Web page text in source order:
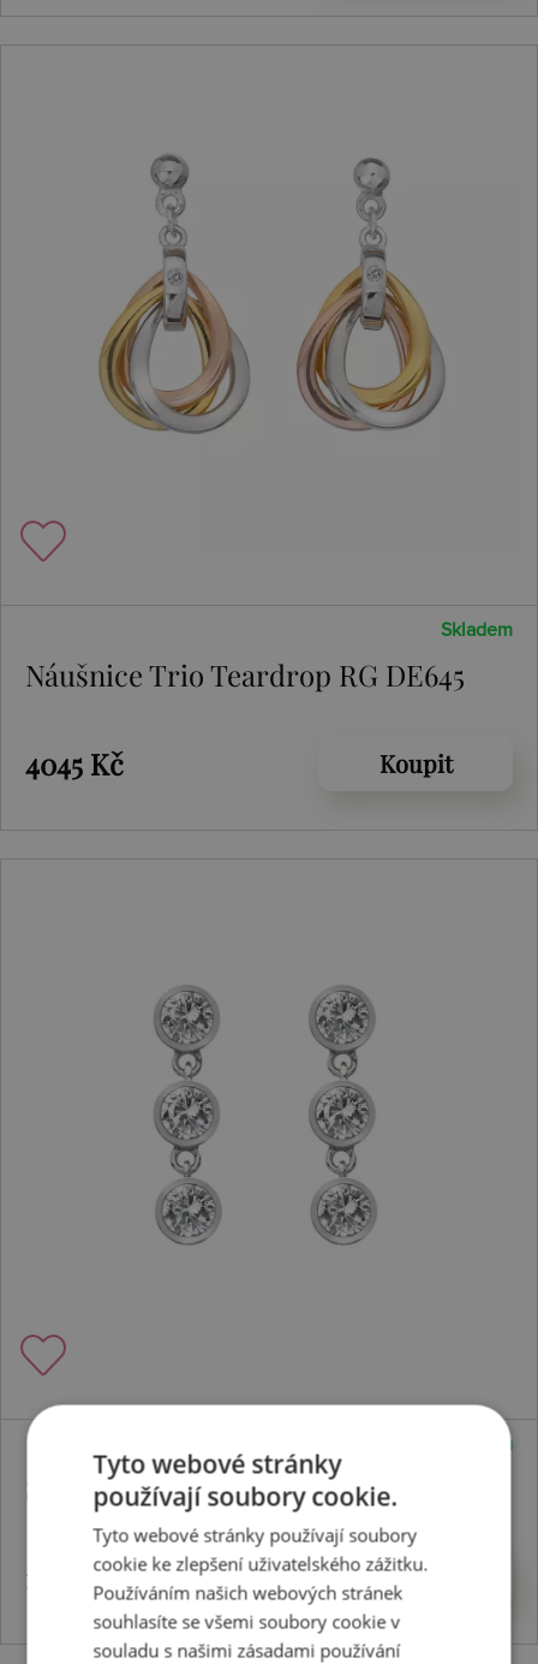
Skladem
Náušnice Trio Teardrop RG DE645
4045 Kč Koupit
Skladem
Stříbrné náušnice Willow DE585
1966 Kč Koupit
Tyto webové stránky
používají soubory cookie.
Tyto webové stránky používají soubory
cookie ke zlepšení uživatelského zážitku.
Používáním našich webových stránek
souhlasíte se všemi soubory cookie v
souladu s našimi zásadami používání